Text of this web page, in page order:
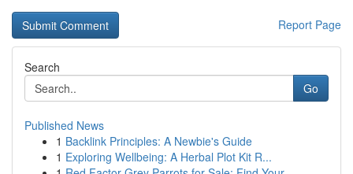
Report Page
Search
Go
Published News
1 Backlink Principles: A Newbie's Guide
1 Exploring Wellbeing: A Herbal Plot Kit R...